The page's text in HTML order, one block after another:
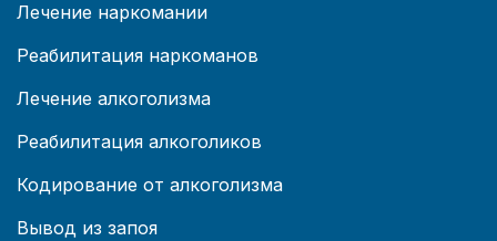
Лечение наркомании
Реабилитация наркоманов
Лечение алкоголизма
Реабилитация алкоголиков
Кодирование от алкоголизма
Вывод из запоя